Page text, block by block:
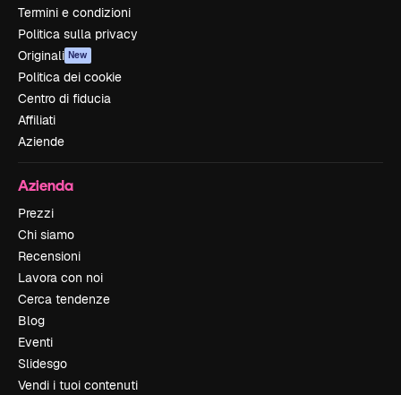
Termini e condizioni
Politica sulla privacy
Originali New
Politica dei cookie
Centro di fiducia
Affiliati
Aziende
Azienda
Prezzi
Chi siamo
Recensioni
Lavora con noi
Cerca tendenze
Blog
Eventi
Slidesgo
Vendi i tuoi contenuti